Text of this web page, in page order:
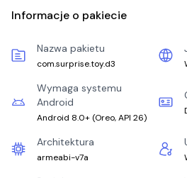
Informacje o pakiecie
Nazwa pakietu
com.surprise.toy.d3
Wymaga systemu
Android
Android 8.0+(Oreo, API 26)
Architektura
armeabi-v7a